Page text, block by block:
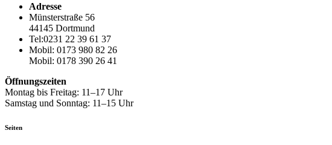
Adresse
Münsterstraße 56
44145 Dortmund
Tel:0231 22 39 61 37
Mobil: 0173 980 82 26
Mobil: 0178 390 26 41
Öffnungszeiten
Montag bis Freitag: 11–17 Uhr
Samstag und Sonntag: 11–15 Uhr
Seiten